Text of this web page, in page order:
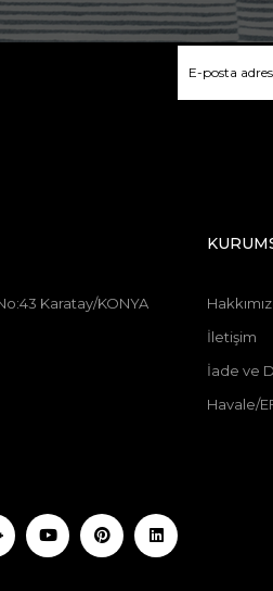
Karatay/KONYA
İletişim
İade ve
Havale/